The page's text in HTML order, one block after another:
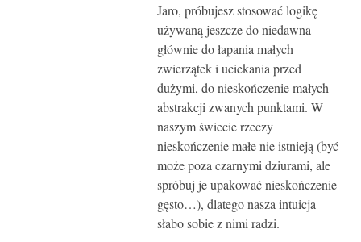
Jaro, próbujesz stosować logikę
używaną jeszcze do niedawna
głównie do łapania małych
zwierzątek i uciekania przed
dużymi, do nieskończenie małych
abstrakcji zwanych punktami. W
naszym świecie rzeczy
nieskończenie małe nie istnieją (być
może poza czarnymi dziurami, ale
spróbuj je upakować nieskończenie
gęsto…), dlatego nasza intuicja
słabo sobie z nimi radzi.